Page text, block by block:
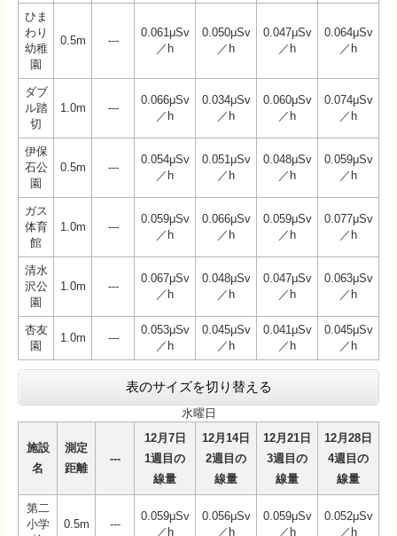
ひま
わり
幼稚
園
0.5m ---
0.061μSv
／h
0.050μSv
／h
0.047μSv
／h
0.064μSv
／h
ダブ
ル踏
切
1.0m ---
0.066μSv
／h
0.034μSv
／h
0.060μSv
／h
0.074μSv
／h
伊保
石公
園
0.5m ---
0.054μSv
／h
0.051μSv
／h
0.048μSv
／h
0.059μSv
／h
ガス
体育
館
1.0m ---
0.059μSv
／h
0.066μSv
／h
0.059μSv
／h
0.077μSv
／h
清水
沢公
園
1.0m ---
0.067μSv
／h
0.048μSv
／h
0.047μSv
／h
0.063μSv
／h
杏友
園
1.0m ---
0.053μSv
／h
0.045μSv
／h
0.041μSv
／h
0.045μSv
／h
表のサイズを切り替える
水曜日
施設
名
測定
距離
---
12月7日
1週目の
線量
12月14日
2週目の
線量
12月21日
3週目の
線量
12月28日
4週目の
線量
第二
小学
0.5m ---
0.059μSv
／h
0.056μSv
／h
0.059μSv
／h
0.052μSv
／h